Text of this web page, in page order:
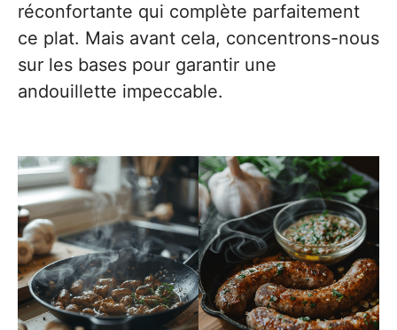
réconfortante qui complète parfaitement
ce plat. Mais avant cela, concentrons-nous
sur les bases pour garantir une
andouillette impeccable.